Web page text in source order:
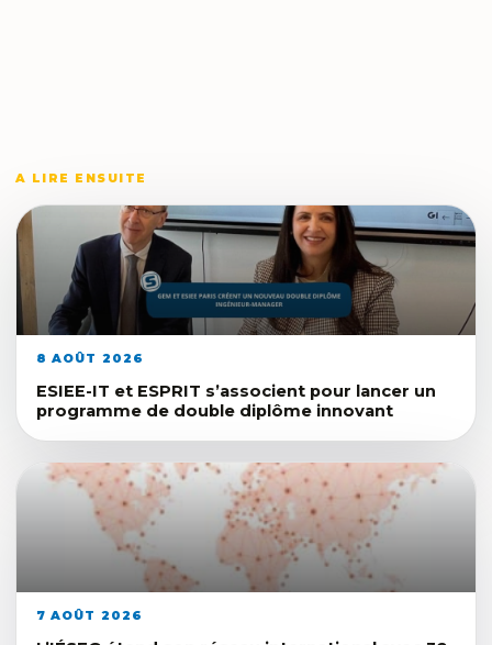
A LIRE ENSUITE
8 AOÛT 2026
ESIEE-IT et ESPRIT s’associent pour lancer un
programme de double diplôme innovant
7 AOÛT 2026